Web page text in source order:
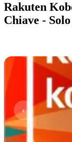
Rakuten
Chiave -